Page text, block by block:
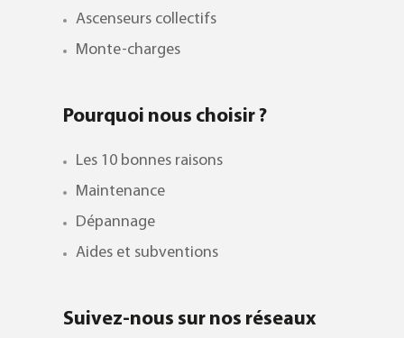
Ascenseurs collectifs
Monte-charges
Pourquoi nous choisir ?
Les 10 bonnes raisons
Maintenance
Dépannage
Aides et subventions
Suivez-nous sur nos réseaux